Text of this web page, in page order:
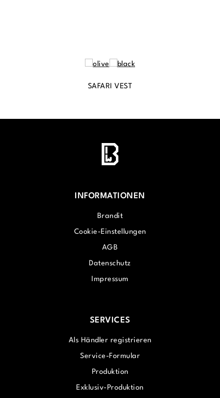
SAFARI VEST
INFORMATIONEN
Brandit
Cookie-Einstellungen
AGB
Datenschutz
Impressum
SERVICES
Als Händler registrieren
Service-Formular
Produktion
Exklusiv-Produktion